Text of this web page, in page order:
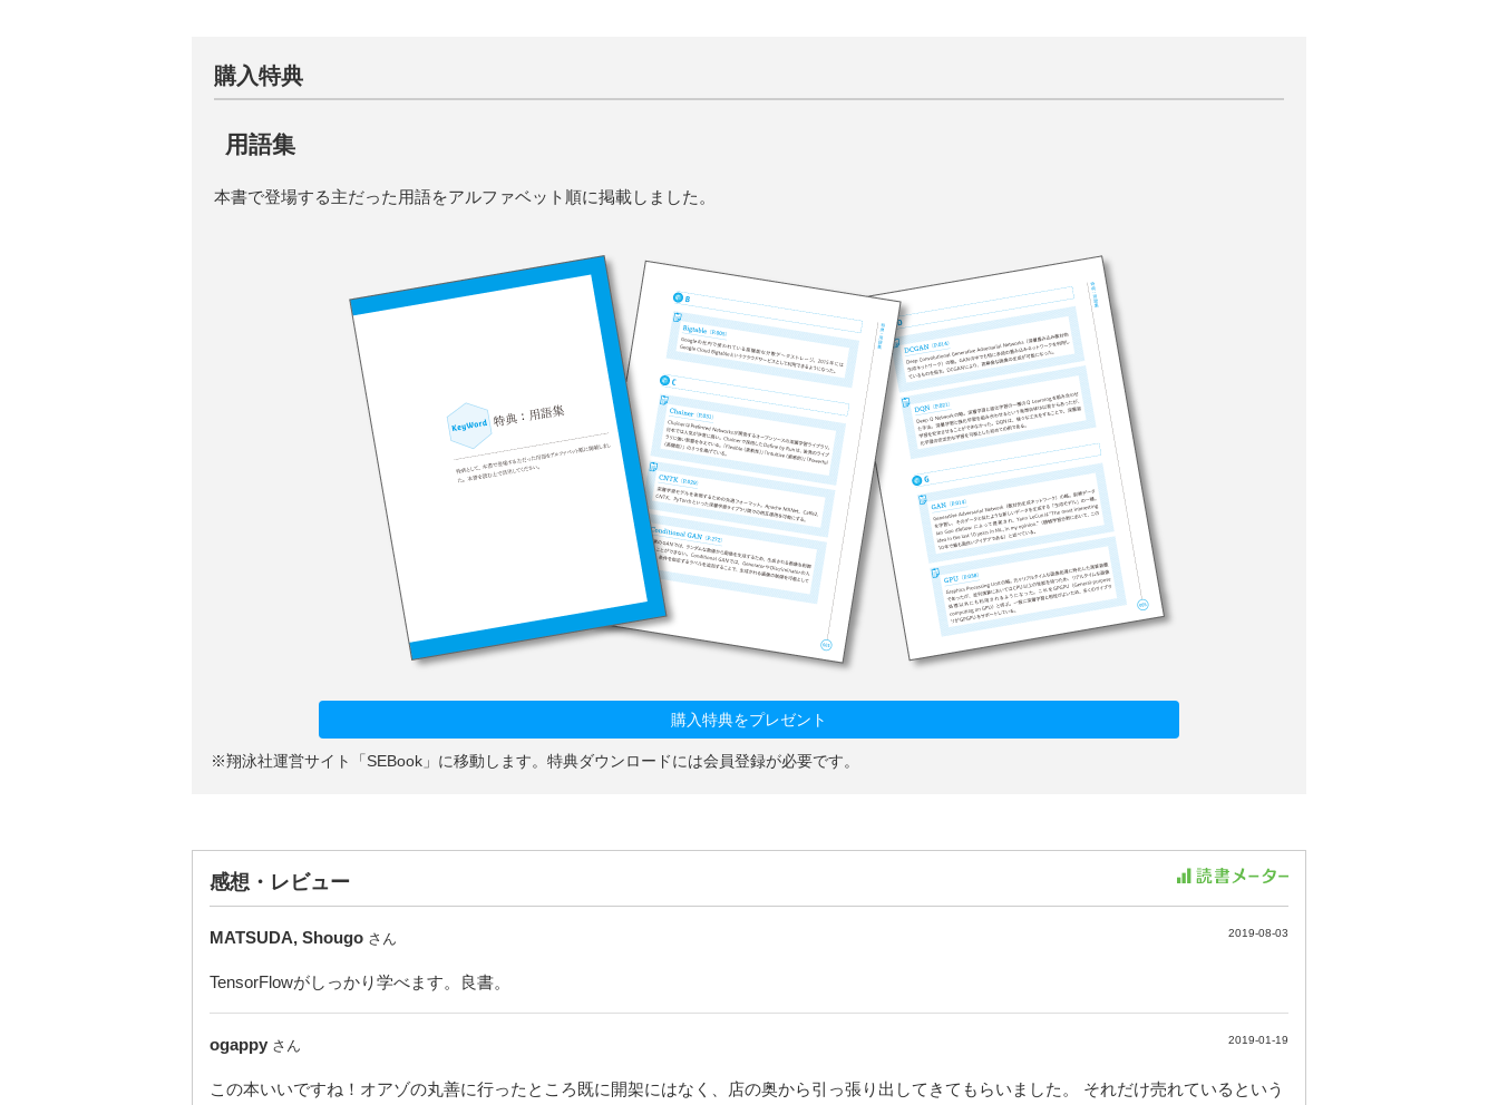
購入特典
用語集
本書で登場する主だった用語をアルファベット順に掲載しました。
購入特典をプレゼント
※翔泳社運営サイト「SEBook」に移動します。特典ダウンロードには会員登録が必要です。
感想・レビュー
MATSUDA, Shougo さん 2019-08-03
TensorFlowがしっかり学べます。良書。
ogappy さん 2019-01-19
この本いいですね！オアゾの丸善に行ったところ既に開架にはなく、店の奥から引っ張り出してきてもらいました。 それだけ売れているという